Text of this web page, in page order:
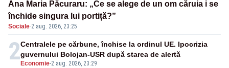
Ana Maria Păcuraru: „Ce se alege de un om căruia i se
închide singura lui portiță?”
Sociale·2 aug. 2026, 23:25
2 Economie-2 aug. 2026, 23:29
Centralele pe cărbune, închise la ordinul UE. Ipocrizia
guvernului Bolojan-USR după starea de alertă